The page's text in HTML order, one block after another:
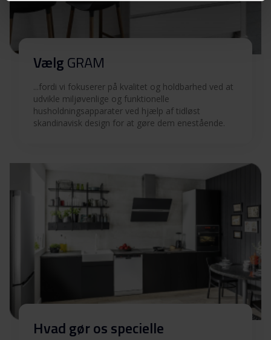
VælgGRAM
...fordi vi fokuserer på kvalitet og holdbarhed ved at
udvikle miljøvenlige og funktionelle
husholdningsapparater ved hjælp af tidløst
skandinavisk design for at gøre dem enestående.
Hvad gør os specielle